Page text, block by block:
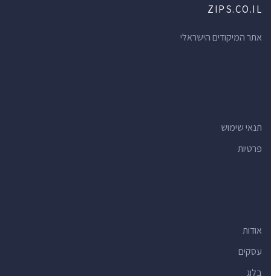
ZIPS.CO.IL
אתר המיקודים הישראלי
תנאי שימוש
פרטיות
אודות
עסקים
בלוג